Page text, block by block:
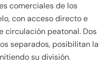
comerciales de los
con acceso directo e
circulación peatonal. Dos
separados, posibilitan la
su división.